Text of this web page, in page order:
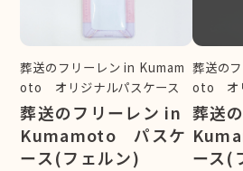
葬送のフリーレン in Kumam
oto オリジナルパスケース
葬送のフリーレン in
Kumamoto パスケ
ース(フェルン)
葬送の
oto オ
葬送
ース(